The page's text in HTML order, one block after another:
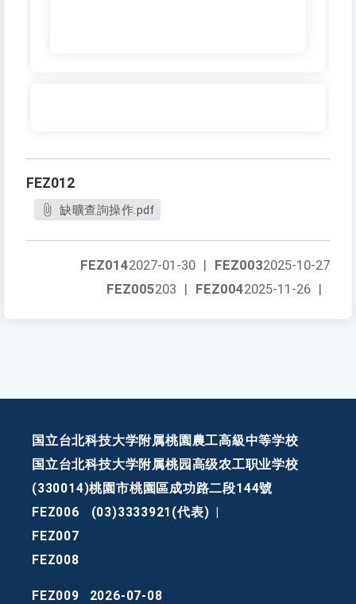
FEZ012
缺曠查詢操作.pdf
FEZ0032025-10-27
FEZ0142027-01-30 |
FEZ0042025-11-26 |
FEZ005203 |
国立台北科技大学附属桃園農工高級中等学校
国立台北科技大学附属桃园高级农工职业学校
(330014)桃園市桃園區成功路二段144號
FEZ006
(03)3333921(代表)
FEZ007
FEZ008
FEZ009 2026-07-08